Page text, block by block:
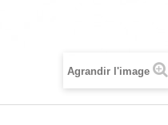
Agrandir l'image